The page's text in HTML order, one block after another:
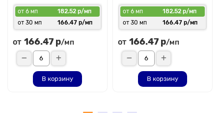
от 6 мп
182.52 р/мп
от 30 мп
166.47 р/мп
от 166.47 р/мп
В корзину
от 6 мп
182.52 р/мп
от 30 мп
166.47 р/мп
от 166.47 р/мп
В корзину